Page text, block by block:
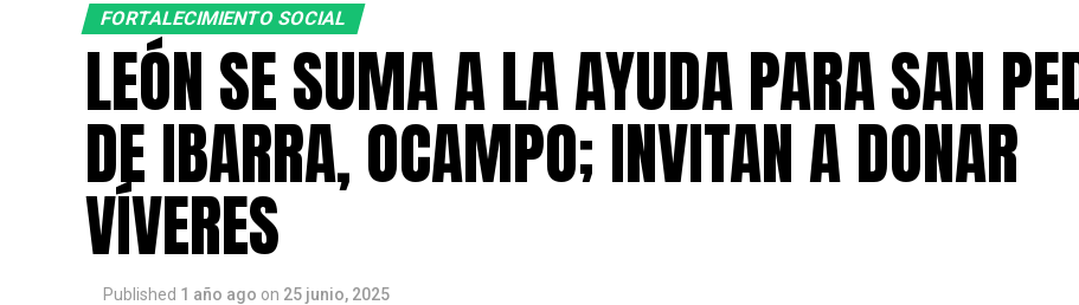
FORTALECIMIENTO SOCIAL
LEÓN SE SUMA A LA AYUDA PARA SAN
DE IBARRA, OCAMPO; INVITAN A DONAR
VÍVERES
Published 1 año ago on 25 junio, 2025